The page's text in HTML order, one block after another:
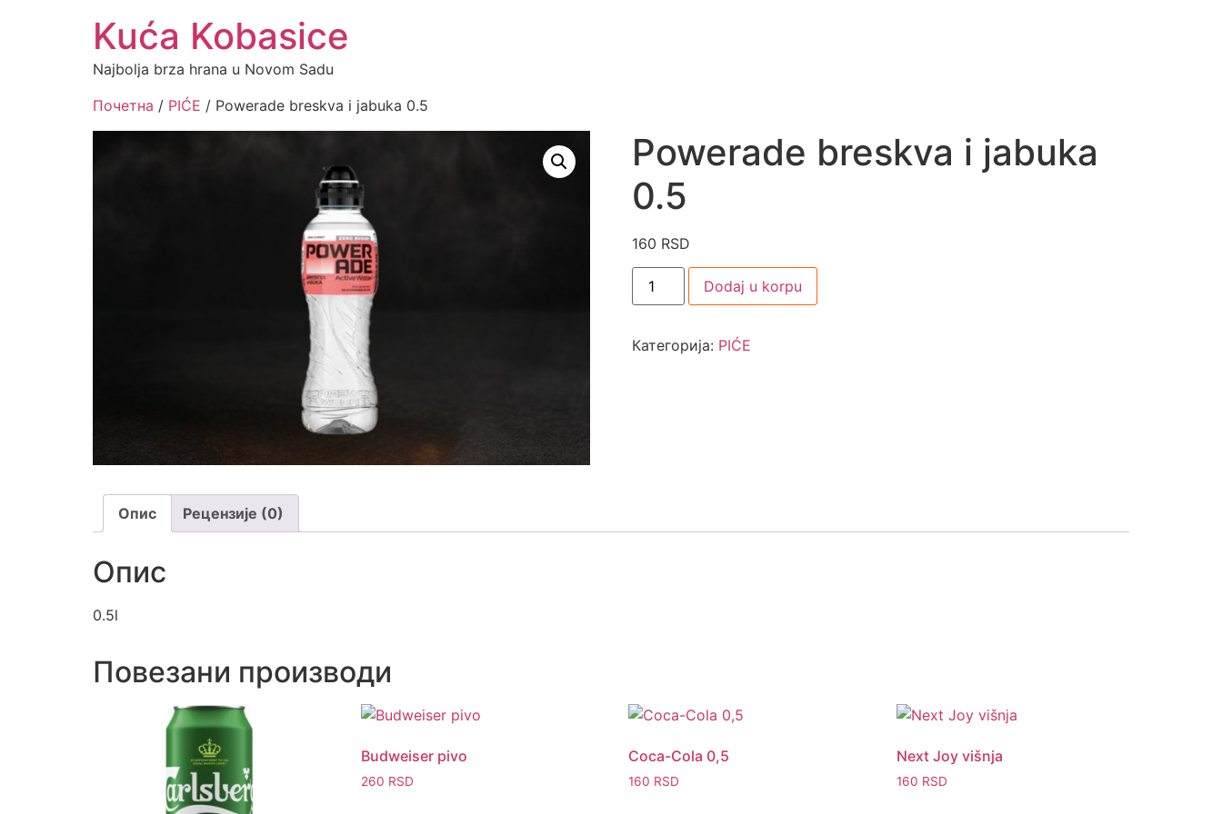
Kuća Kobasice
Najbolja brza hrana u Novom Sadu
Почетна / PIĆE / Powerade breskva i jabuka 0.5
Powerade breskva i jabuka
0.5
160 RSD
Dodaj u korpu
Категорија: PIĆE
Опис Рецензије (0)
Опис
0.5l
Повезани производи
Budweiser pivo
260 RSD
Coca-Cola 0,5
160 RSD
Next Joy višnja
160 RSD